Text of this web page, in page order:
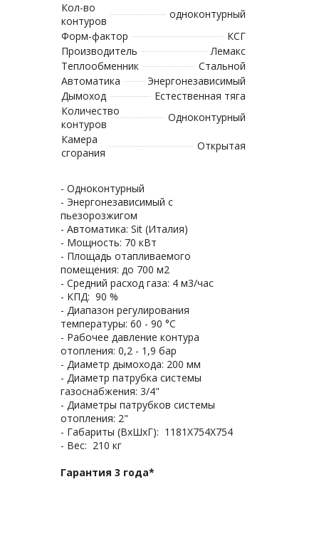
Кол-во
контуров
одноконтурный
Форм-фактор
КСГ
Производитель
Лемакс
Теплообменник
Стальной
Автоматика
Энергонезависимый
Дымоход
Естественная тяга
Количество
контуров
Одноконтурный
Камера
сгорания
Открытая
- Одноконтурный
- Энергонезависимый с
пьезорозжигом
- Автоматика: Sit (Италия)
- Мощность: 70 кВт
- Площадь отапливаемого
помещения: до 700 м2
- Средний расход газа: 4 м3/час
- КПД: 90 %
- Диапазон регулирования
температуры: 60 - 90 °C
- Рабочее давление контура
отопления: 0,2 - 1,9 бар
- Диаметр дымохода: 200 мм
- Диаметр патрубка системы
газоснабжения: 3/4"
- Диаметры патрубков системы
отопления: 2"
- Габариты (ВхШхГ): 1181Х754Х754
- Вес: 210 кг
Гарантия 3 года*